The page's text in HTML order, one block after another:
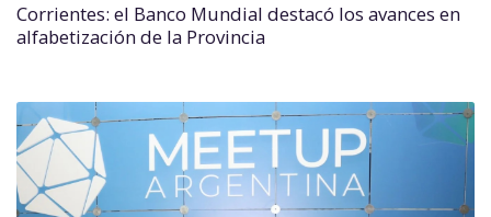
Corrientes: el Banco Mundial destacó los avances en
alfabetización de la Provincia